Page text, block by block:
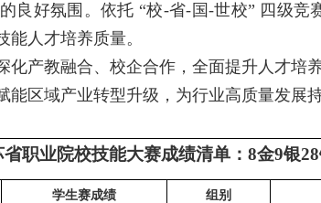
良好氛围。依托 “校-省-国-世校” 四级
人才培养质量。
产教融合、校企合作，全面提升人才培
区域产业转型升级，为行业高质量发展
省职业院校技能大赛成绩清单：8金9银28
学生赛成绩 组别